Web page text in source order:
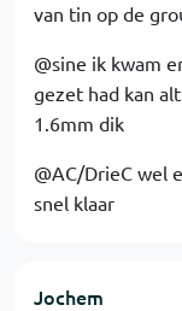
van tin op de
@sine ik kwam
gezet had kan
1.6mm dik
@AC/DrieC wel
snel klaar
Jochem